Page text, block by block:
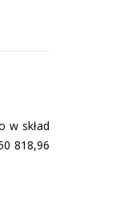
w skład
818,96